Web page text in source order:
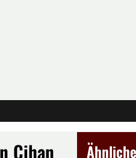
Cihan